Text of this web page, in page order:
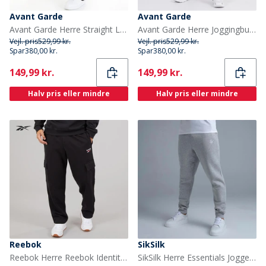
Avant Garde
Avant Garde Herre Straight Leg Joggers Sort
Vejl. pris529,99 kr.
Spar380,00 kr.
Current
149,99 kr.
Halv pris eller mindre
Avant Garde
Avant Garde Herre Joggingbukser Brun
Vejl. pris529,99 kr.
Spar380,00 kr.
Current
149,99 kr.
Halv pris eller mindre
Reebok
Reebok Herre Reebok Identity Lille Logo Cargo Bukser Sort/Hvid/Vector Red
SikSilk
SikSilk Herre Essentials Joggers Grey Marl